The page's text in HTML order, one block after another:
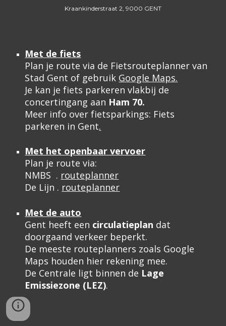
Kraankinderstraat 2, 9000 GENT
Met de fiets
Plan je route via de Fietsrouteplanner van
Stad Gent of gebruik Google Maps.
Je kan je fiets parkeren vlakbij de
concertingang aan Ham 70.
Meer info over fietsparkings: Fiets
parkeren in Gent.
Met het openbaar vervoer
Plan je route via:
NMBS . routeplanner
De Lijn . routeplanner
Met de auto
Gent heeft een circulatieplan dat
doorgaand verkeer beperkt.
De meeste routeplanners zoals Google
Maps houden hier rekening mee.
De Centrale ligt binnen de Lage
Emissiezone (LEZ).